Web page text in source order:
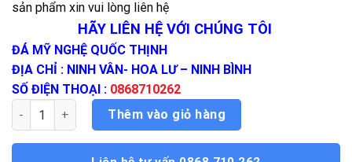
sản phẩm xin vui lòng liên hệ
HÃY LIÊN HỆ VỚI CHÚNG TÔI
ĐÁ MỸ NGHỆ QUỐC THỊNH
ĐỊA CHỈ : NINH VÂN- HOA LƯ – NINH BÌNH
SỐ ĐIỆN THOẠI : 0868710262
Lăng Mộ Đá số lượngThêm vào giỏ hàng